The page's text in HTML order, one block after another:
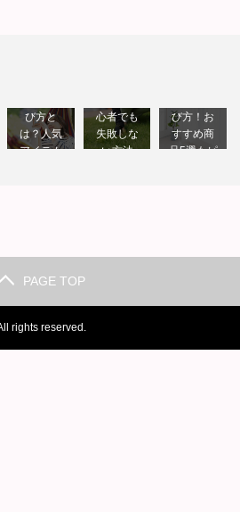
び方と
は？人気
アイテム
心者でも
失敗しな
い方法
び方！お
すすめ商
品5選もピ
PAGE TOP
rights reserved.